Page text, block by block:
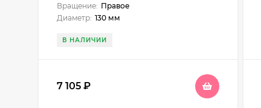
Вращение: Правое
Диаметр: 130 мм
В НАЛИЧИИ
7 105 ₽